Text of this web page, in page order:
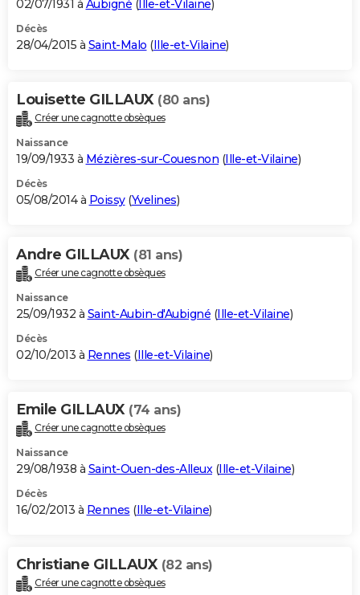
02/07/1931 à Aubigné ( Ille-et-Vilaine)
Décès
28/04/2015 à Saint-Malo (Ille-et-Vilaine)
Louisette GILLAUX (80 ans)
Créer une cagnotte obsèques
Naissance
19/09/1933 à Mézières-sur-Couesnon (Ille-et-Vilaine)
Décès
05/08/2014 à Poissy(Yvelines)
Andre GILLAUX (81 ans)
Créer une cagnotte obsèques
Naissance
25/09/1932 à Saint-Aubin-d'Aubigné (Ille-et-Vilaine)
Décès
02/10/2013 à Rennes (Ille-et-Vilaine)
Emile GILLAUX (74 ans)
Créer une cagnotte obsèques
Naissance
29/08/1938 à Saint-Ouen-des-Alleux(Ille-et-Vilaine)
Décès
16/02/2013 à Rennes (Ille-et-Vilaine)
Christiane GILLAUX (82 ans)
Créer une cagnotte obsèques